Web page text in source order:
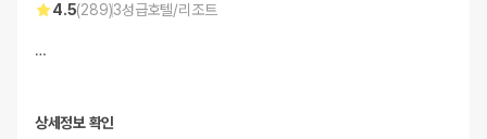
4.5(289)3성급호텔/리조트
…
상세정보 확인